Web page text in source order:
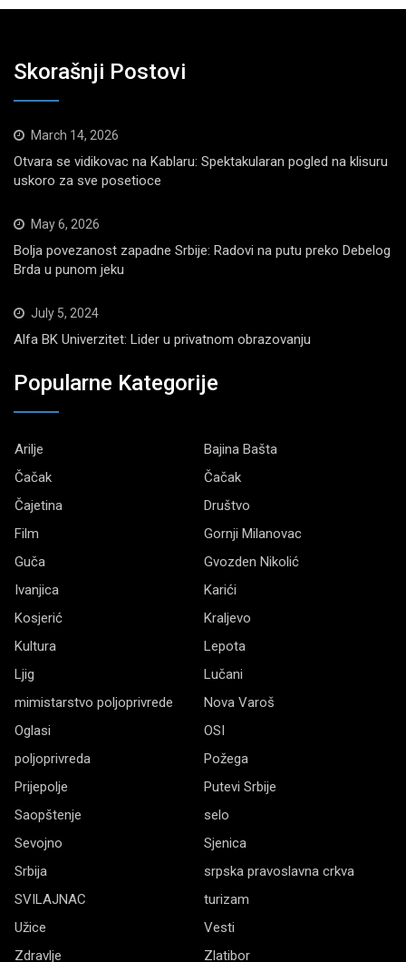
Skorašnji Postovi
March 14, 2026
Otvara se vidikovac na Kablaru: Spektakularan pogled na klisuru
uskoro za sve posetioce
May 6, 2026
Bolja povezanost zapadne Srbije: Radovi na putu preko Debelog
Brda u punom jeku
July 5, 2024
Alfa BK Univerzitet: Lider u privatnom obrazovanju
Popularne Kategorije
Arilje
Bajina Bašta
Čačak
Čačak
Čajetina
Društvo
Film
Gornji Milanovac
Guča
Gvozden Nikolić
Ivanjica
Karići
Kosjerić
Kraljevo
Kultura
Lepota
Ljig
Lučani
mimistarstvo poljoprivrede
Nova Varoš
Oglasi
OSI
poljoprivreda
Požega
Prijepolje
Putevi Srbije
Saopštenje
selo
Sevojno
Sjenica
Srbija
srpska pravoslavna crkva
SVILAJNAC
turizam
Užice
Vesti
Zdravlje
Zlatibor